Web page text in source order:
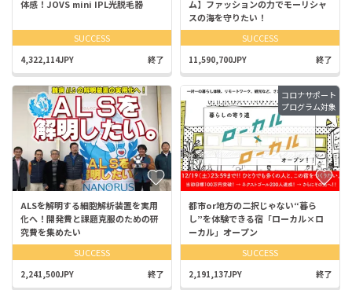
体感！JOVS mini IPL光脱毛器
SUCCESS
4,322,114JPY 終了
ム】ファッションの力でモーリシャ
スの海を守りたい！
SUCCESS
11,590,700JPY 終了
ALSを解明する細胞解析装置を実用
化へ！開発費と課題克服のための研
究費を集めたい
SUCCESS
2,241,500JPY 終了
コロナサポート
プログラム対象
都市or地方の二択じゃない“暮ら
し”を体験できる宿「ローカル×ロ
ーカル」オープン
SUCCESS
2,191,137JPY 終了